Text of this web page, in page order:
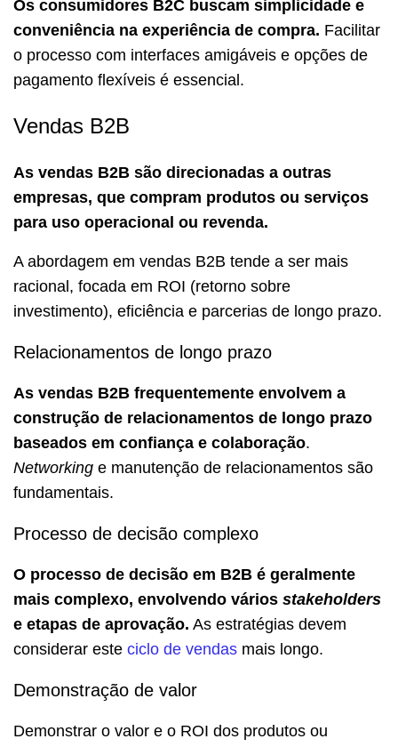
Os consumidores B2C buscam simplicidade e
conveniência na experiência de compra. Facilitar
o processo com interfaces amigáveis e opções de
pagamento flexíveis é essencial.
Vendas B2B
As vendas B2B são direcionadas a outras
empresas, que compram produtos ou serviços
para uso operacional ou revenda.
A abordagem em vendas B2B tende a ser mais
racional, focada em ROI (retorno sobre
investimento), eficiência e parcerias de longo prazo.
Relacionamentos de longo prazo
As vendas B2B frequentemente envolvem a
construção de relacionamentos de longo prazo
baseados em confiança e colaboração.
Networking e manutenção de relacionamentos são
fundamentais.
Processo de decisão complexo
O processo de decisão em B2B é geralmente
mais complexo, envolvendo vários stakeholders
e etapas de aprovação. As estratégias devem
considerar este ciclo de vendas mais longo.
Demonstração de valor
Demonstrar o valor e o ROI dos produtos ou